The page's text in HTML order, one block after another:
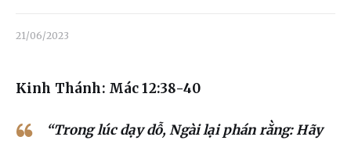
21/06/2023
Kinh Thánh: Mác 12:38-40
“Trong lúc dạy dỗ, Ngài lại phán rằng: Hãy